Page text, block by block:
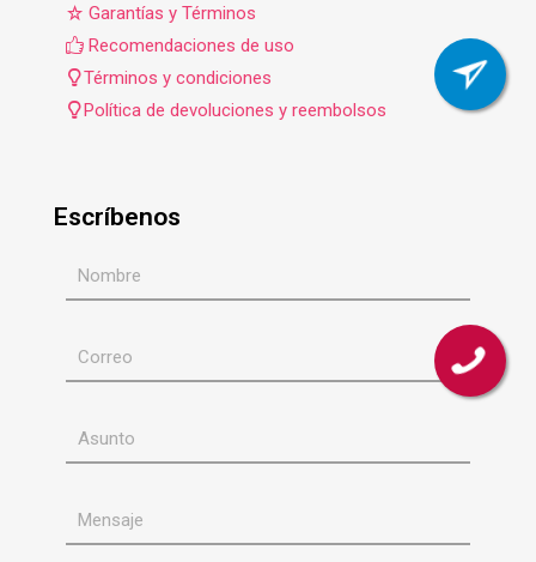
Garantías y Términos
Recomendaciones de uso
Términos y condiciones
Política de devoluciones y reembolsos
Escríbenos